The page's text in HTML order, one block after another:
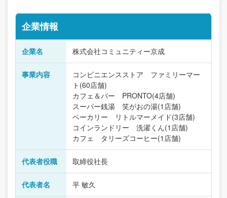
企業情報
企業名 株式会社コミュニティー京成
事業内容
コンビニエンスストア ファミリーマー
ト(60店舗)
カフェ＆バー PRONTO(4店舗)
スーパー銭湯 笑がおの湯(1店舗)
ベーカリー リトルマーメイド(3店舗)
コインランドリー 洗濯くん(1店舗)
カフェ タリーズコーヒー(1店舗)
代表者役職 取締役社長
代表者名 平 敏久